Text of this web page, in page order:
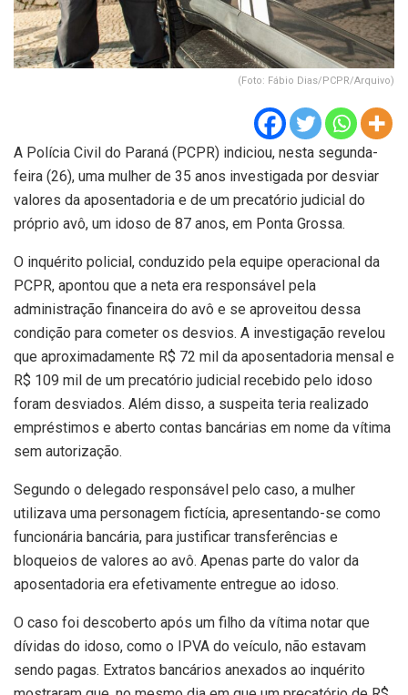
(Foto: Fábio Dias/PCPR/Arquivo)
A Polícia Civil do Paraná (PCPR) indiciou, nesta segunda-
feira (26), uma mulher de 35 anos investigada por desviar
valores da aposentadoria e de um precatório judicial do
próprio avô, um idoso de 87 anos, em Ponta Grossa.
O inquérito policial, conduzido pela equipe operacional da
PCPR, apontou que a neta era responsável pela
administração financeira do avô e se aproveitou dessa
condição para cometer os desvios. A investigação revelou
que aproximadamente R$ 72 mil da aposentadoria mensal e
R$ 109 mil de um precatório judicial recebido pelo idoso
foram desviados. Além disso, a suspeita teria realizado
empréstimos e aberto contas bancárias em nome da vítima
sem autorização.
Segundo o delegado responsável pelo caso, a mulher
utilizava uma personagem fictícia, apresentando-se como
funcionária bancária, para justificar transferências e
bloqueios de valores ao avô. Apenas parte do valor da
aposentadoria era efetivamente entregue ao idoso.
O caso foi descoberto após um filho da vítima notar que
dívidas do idoso, como o IPVA do veículo, não estavam
sendo pagas. Extratos bancários anexados ao inquérito